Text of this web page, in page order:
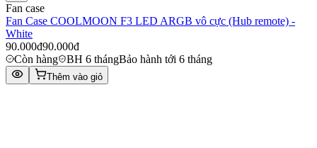
Fan case
Fan Case COOLMOON F3 LED ARGB vô cực (Hub remote) -
White
90.000đ90.000đ
Còn hàng
BH 6 thángBảo hành tới 6 tháng
Thêm vào giỏ